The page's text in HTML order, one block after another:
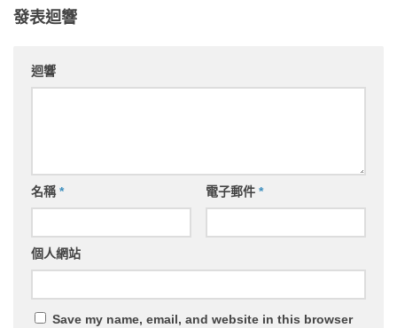
發表迴響
迴響
名稱* 電子郵件 *
個人網站
Save my name, email, and website in this browser